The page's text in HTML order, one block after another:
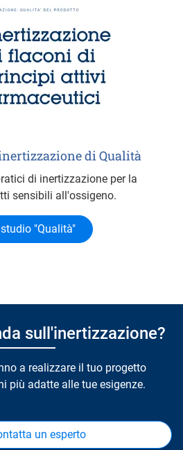
di Qualità
di inertizzazione per la
sensibili all'ossigeno.
"Qualità"
sull'inertizzazione?
a realizzare il tuo progetto
più adatte alle tue esigenze.
un esperto